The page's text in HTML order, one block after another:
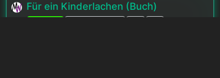
Für ein Kinderlachen (Buch)